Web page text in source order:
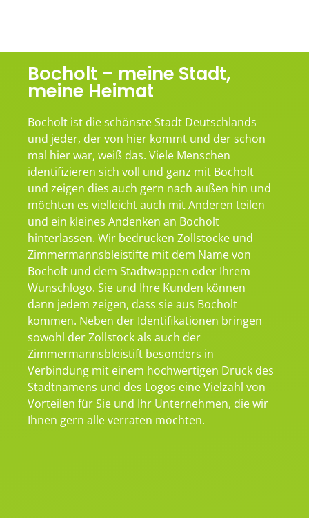
Bocholt – meine Stadt,
meine Heimat
Bocholt ist die schönste Stadt Deutschlands
und jeder, der von hier kommt und der schon
mal hier war, weiß das. Viele Menschen
identifizieren sich voll und ganz mit Bocholt
und zeigen dies auch gern nach außen hin und
möchten es vielleicht auch mit Anderen teilen
und ein kleines Andenken an Bocholt
hinterlassen. Wir bedrucken Zollstöcke und
Zimmermannsbleistifte mit dem Name von
Bocholt und dem Stadtwappen oder Ihrem
Wunschlogo. Sie und Ihre Kunden können
dann jedem zeigen, dass sie aus Bocholt
kommen. Neben der Identifikationen bringen
sowohl der Zollstock als auch der
Zimmermannsbleistift besonders in
Verbindung mit einem hochwertigen Druck des
Stadtnamens und des Logos eine Vielzahl von
Vorteilen für Sie und Ihr Unternehmen, die wir
Ihnen gern alle verraten möchten.